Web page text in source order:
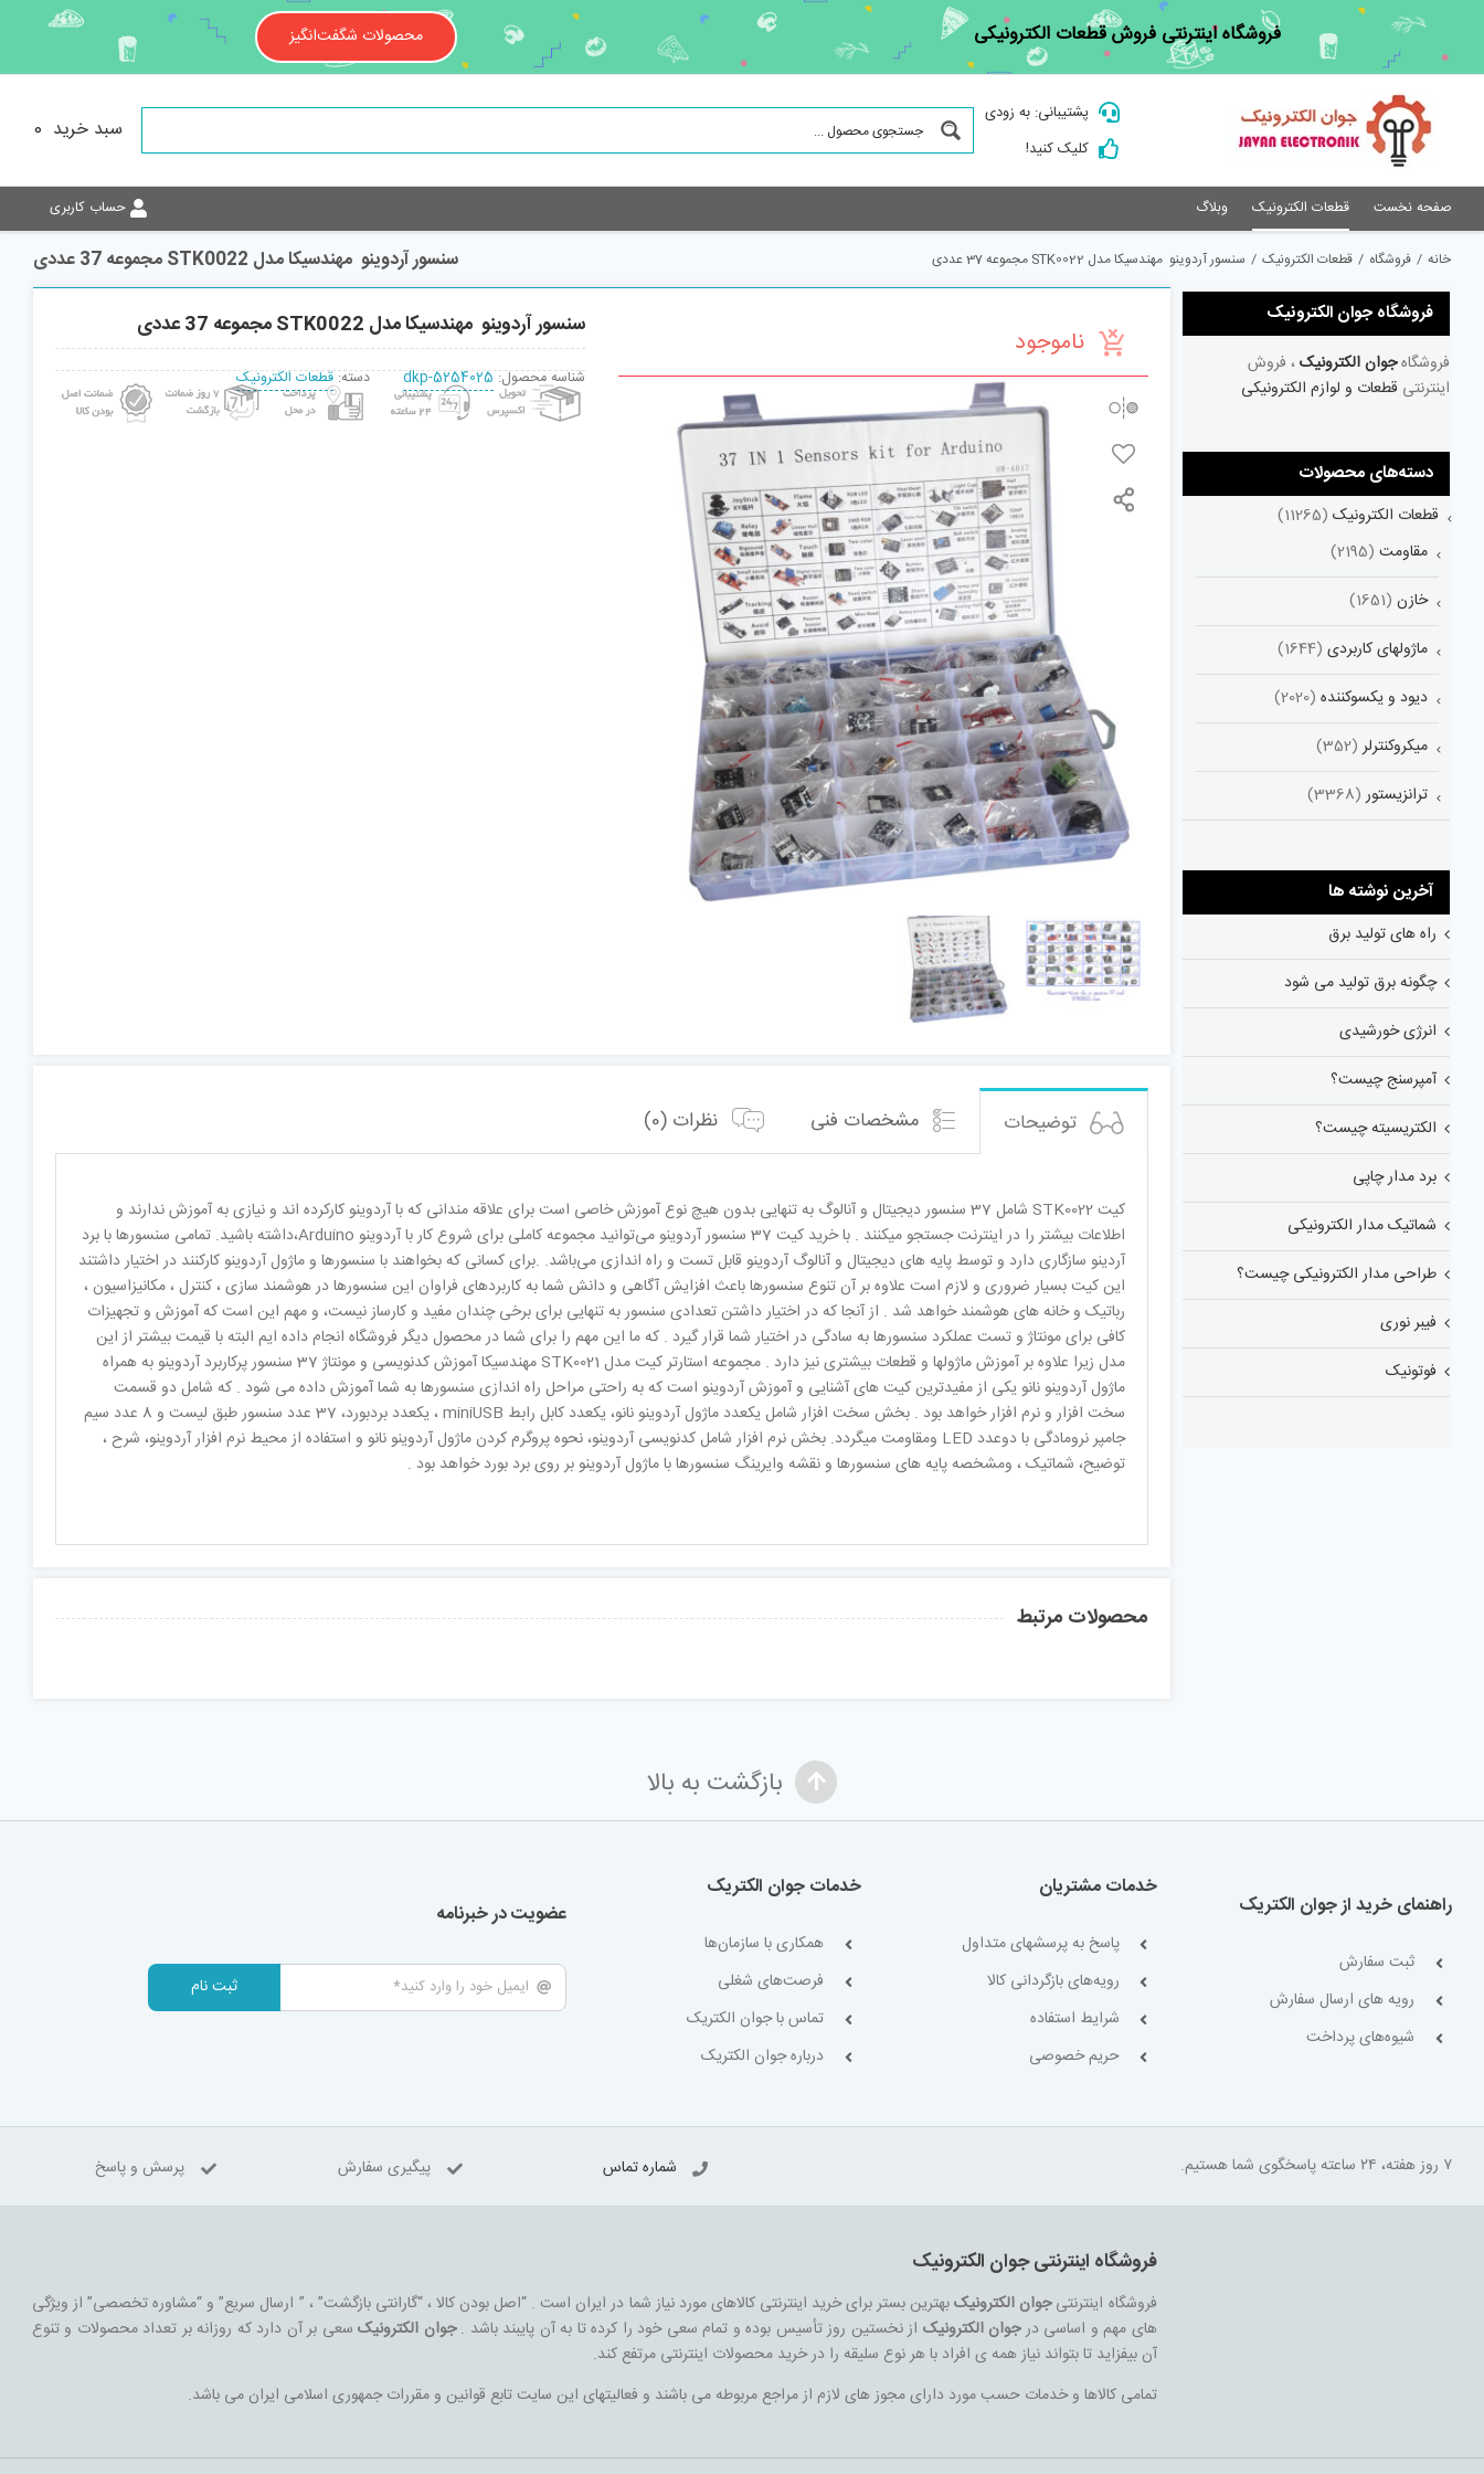
content
فروشگاه اینترنتی فروش قطعات الکترونیکی محصولات شگفت‌انگیز
پشتیبانی: به زودی
کلیک کنید!
سبد خرید 0
صفحه نخست قطعات الکترونیک وبلاگ حساب کاربری
سنسور آردوینو مهندسیکا مدل STK0022 مجموعه 37 عددی خانه / فروشگاه / قطعات الکترونیک / سنسور آردوینو مهندسیکا مدل STK0022 مجموعه 37 عددی
ناموجود سنسور آردوینو مهندسیکا مدل STK0022 مجموعه 37 عددی
شناسه محصول:dkp-5254025 دسته:قطعات الکترونیک
توضیحات مشخصات فنی نظرات (0)
کیت STK0022 شامل 37 سنسور دیجیتال و آنالوگ به تنهایی بدون هیچ نوع آموزش خاصی است برای علاقه مندانی که با آردوینو کارکرده اند و نیازی به آموزش ندارند و
اطلاعات بیشتر را در اینترنت جستجو میکنند . با خرید کیت 37 سنسور آردوینو می‌توانید مجموعه کاملی برای شروع کار با آردوینو Arduino،داشته باشید. تمامی سنسورها با برد
آردینو سازگاری دارد و توسط پایه های دیجیتال و آنالوگ آردوینو قابل تست و راه اندازی می‌باشد. .برای کسانی که بخواهند با سنسورها و ماژول آردوینو کارکنند در اختیار داشتند
این کیت بسیار ضروری و لازم است علاوه بر آن تنوع سنسورها باعث افزایش آگاهی و دانش شما به کاربردهای فراوان این سنسورها در هوشمند سازی ، کنترل ، مکانیزاسیون ،
رباتیک و خانه های هوشمند خواهد شد . از آنجا که در اختیار داشتن تعدادی سنسور به تنهایی برای برخی چندان مفید و کارساز نیست، و مهم این است که آموزش و تجهیزات
کافی برای مونتاژ و تست عملکرد سنسورها به سادگی در اختیار شما قرار گیرد . که ما این مهم را برای شما در محصول دیگر فروشگاه انجام داده ایم البته با قیمت بیشتر از این
مدل زیرا علاوه بر آموزش ماژولها و قطعات بیشتری نیز دارد . مجموعه استارتر کیت مدل STK0021 مهندسیکا آموزش کدنویسی و مونتاژ 37 سنسور پرکاربرد آردوینو به همراه
ماژول آردوینو نانو یکی از مفیدترین کیت های آشنایی و آموزش آردوینو است که به راحتی مراحل راه اندازی سنسورها به شما آموزش داده می شود . که شامل دو قسمت
سخت افزار و نرم افزار خواهد بود . بخش سخت افزار شامل یکعدد ماژول آردوینو نانو، یکعدد کابل رابط miniUSB ، یکعدد بردبورد، 37 عدد سنسور طبق لیست و 8 عدد سیم
جامپر نرومادگی با دوعدد LED ومقاومت میگردد. بخش نرم افزار شامل کدنویسی آردوینو، نحوه پروگرم کردن ماژول آردوینو نانو و استفاده از محیط نرم افزار آردوینو، شرح ،
توضیح، شماتیک ، ومشخصه پایه های سنسورها و نقشه وایرینگ سنسورها با ماژول آردوینو بر روی برد بورد خواهد بود .
محصولات مرتبط
فروشگاه جوان الکترونیک
فروشگاهجوان الکترونیک ، فروش
اینترنتی قطعات و لوازم الکترونیکی
دسته‌های محصولات
قطعات الکترونیک (11265)
مقاومت (2195)
خازن (1651)
ماژولهای کاربردی (1644)
دیود و یکسوکننده (2020)
میکروکنترلر (352)
ترانزیستور (3368)
آخرین نوشته ها
راه های تولید برق
چگونه برق تولید می شود
انرژی خورشیدی
آمپرسنج چیست؟
الکتریسیته چیست؟
برد مدار چاپی
شماتیک مدار الکترونیکی
طراحی مدار الکترونیکی چیست؟
فیبر نوری
فوتونیک
بازگشت به بالا
راهنمای خرید از جوان الکتریک
ثبت سفارش
رویه های ارسال سفارش
شیوه‌های پرداخت
خدمات مشتریان
پاسخ به پرسشهای متداول
رویه‌های بازگردانی کالا
شرایط استفاده
حریم خصوصی
خدمات جوان الکتریک
همکاری با سازمان‌ها
فرصت‌های شغلی
تماس با جوان الکتریک
درباره جوان الکتریک
عضویت در خبرنامه
ثبت نام
۷ روز هفته، ۲۴ ساعته پاسخگوی شما هستیم. شماره تماس پیگیری سفارش پرسش و پاسخ
فروشگاه اینترنتی جوان الکترونیک
فروشگاه اینترنتیجوان الکترونیکبهترین بستر برای خرید اینترنتی کالاهای مورد نیاز شما در ایران است . “اصل بودن کالا ، “گارانتی بازگشت” ، ” ارسال سریع” و “مشاوره تخصصی” از ویژگی
های مهم و اساسی درجوان الکترونیک از نخستین روز تأسیس بوده و تمام سعی خود را کرده تا به آن پایبند باشد .جوان الکترونیکسعی بر آن دارد که روزانه بر تعداد محصولات و تنوع
آن بیفزاید تا بتواند نیاز همه ی افراد با هر نوع سلیقه را در خرید محصولات اینترنتی مرتفع کند.
تمامی کالاها و خدمات حسب مورد دارای مجوز های لازم از مراجع مربوطه می باشند و فعالیتهای این سایت تابع قوانین و مقررات جمهوری اسلامی ایران می باشد.